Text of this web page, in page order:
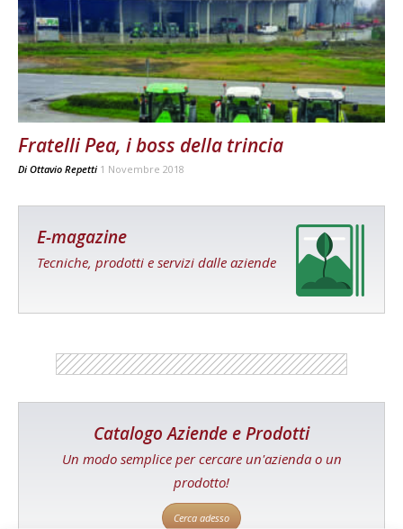
Fratelli Pea, i boss della trincia
Di Ottavio Repetti 1 Novembre 2018
E-magazine
Tecniche, prodotti e servizi dalle aziende
Catalogo Aziende e Prodotti
Un modo semplice per cercare un'azienda o un
prodotto!
Cerca adesso